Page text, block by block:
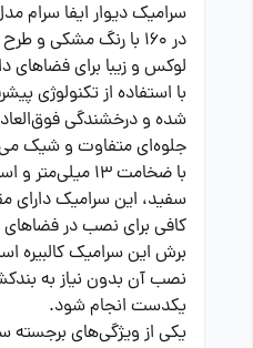
در 160 با رنگ مشکی
لوکس و زیبا برای
با استفاده از تکنولوژی
شده و درخشندگی
جلوه‌ای متفاوت و شیک
با ضخامت 13
سفید، این سرامیک دارای
کافی برای نصب در
برش این سرامیک کالبیره
نصب آن بدون نیاز به
یکدست انجام شود.
یکی از ویژگی‌های برجسته